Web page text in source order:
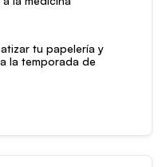
tu papelería y
la temporada de